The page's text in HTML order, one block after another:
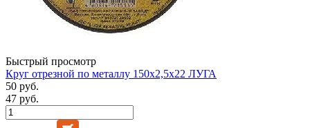
Быстрый просмотр
Круг отрезной по металлу 150х2,5х22 ЛУГА
50 руб.
47 руб.